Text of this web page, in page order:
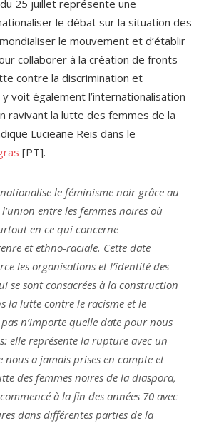
25 juillet représente une
le débat sur la situation des
le mouvement et d’établir
collaborer à la création de fronts
contre la discrimination et
y voit également l’internationalisation
ravivant la lutte des femmes de la
Lucieane Reis dans le
[PT].
le féminisme noir grâce au
entre les femmes noires où
en ce qui concerne
et ethno-raciale. Cette date
les organisations et l’identité des
se sont consacrées à la construction
la lutte contre le racisme et le
pas n’importe quelle date pour nous
elle représente la rupture avec un
nous a jamais prises en compte et
des femmes noires de la diaspora,
à la fin des années 70 avec
dans différentes parties de la